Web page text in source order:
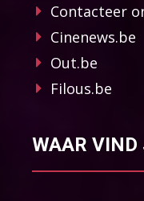
Contacteer
Cinenews.be
Out.be
Filous.be
WAAR VIND